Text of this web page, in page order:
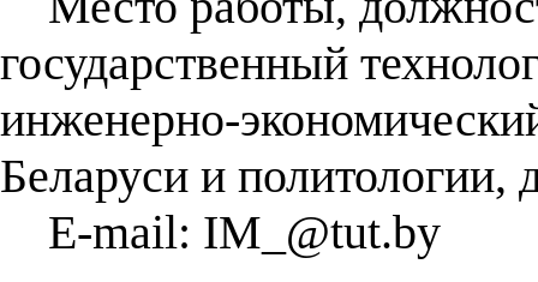
государственный
инженерно-
Беларуси и
E-mail: IM_@tut.by